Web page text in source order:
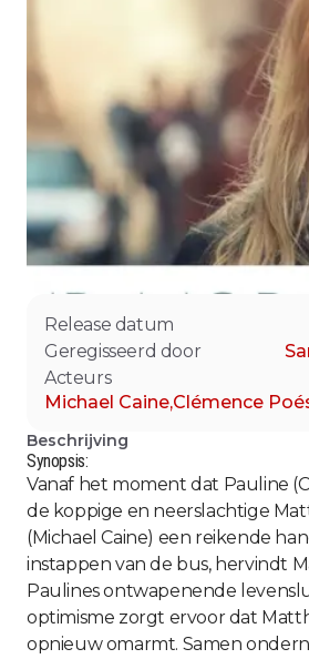
Release datum
Geregisseerd door
Acteurs
Michael Caine,Clémence
Beschrijving
Synopsis:
Vanaf het moment dat Pauline
de koppige en neerslachtige
(Michael Caine) een reikende
instappen van de bus, hervindt
Paulines ontwapenende
optimisme zorgt ervoor dat
opnieuw omarmt. Samen